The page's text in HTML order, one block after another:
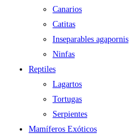
Canarios
Catitas
Inseparables agapornis
Ninfas
Reptiles
Lagartos
Tortugas
Serpientes
Mamíferos Exóticos